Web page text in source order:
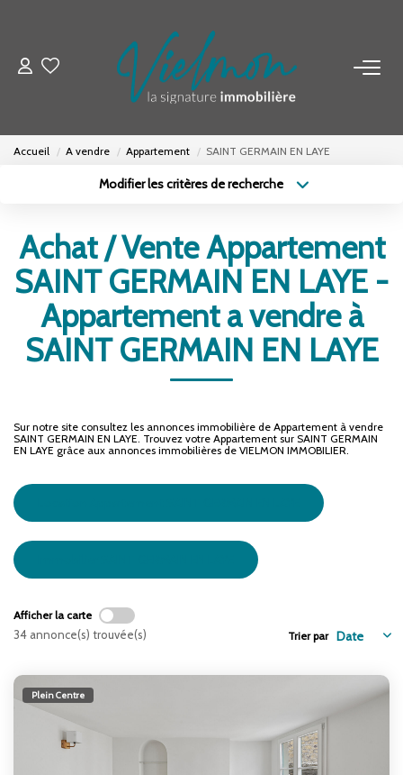
NOS BIENS
Acheter
Biens Vendus
ESTIMER
FAIRE GÉRER
INVESTISSEURS
ENTREPRISES
Nos Collaborateurs
CONTACT
ACCÈS GESTION ICS
Accueil A vendre Appartement SAINT GERMAIN EN LAYE
Modifier les critères de recherche
Sélectionnez...
Type de bien
Surface min
Budget max Plus de critères
Créer une alerte
Achat / Vente Appartement
SAINT GERMAIN EN LAYE -
Appartement a vendre à
SAINT GERMAIN EN LAYE
Sur notre site consultez les annonces immobilière de Appartement à vendre
SAINT GERMAIN EN LAYE. Trouvez votre Appartement sur SAINT GERMAIN
EN LAYE grâce aux annonces immobilières de VIELMON IMMOBILIER.
Afficher la carte
34 annonce(s) trouvée(s) Trier par
Plein Centre